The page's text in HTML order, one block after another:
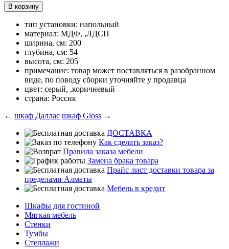
В корзину
тип установки: напольный
материал: МДФ, ,ЛДСП
ширина, см: 200
глубина, см: 54
высота, см: 205
примечание: товар может поставляться в разобранном
виде, по поводу сборки уточняйте у продавца
цвет: серый, ,коричневый
страна: Россия
← шкаф Даллас шкаф Gloss →
ДОСТАВКА
Как сделать заказ?
Правила заказа мебели
Замена брака товара
Прайс лист доставки товара за
пределами Алматы
Мебель в кредит
Шкафы для гостиной
Мягкая мебель
Стенки
Тумбы
Стеллажи